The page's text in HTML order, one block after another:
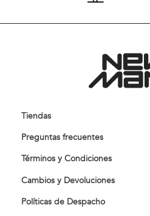
Tiendas
Preguntas frecuentes
Términos y Condiciones
Cambios y Devoluciones
Políticas de Despacho